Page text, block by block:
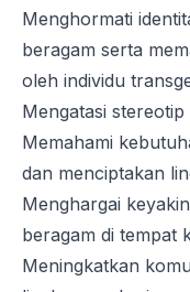
Menghormati
beragam serta
oleh individu
Mengatasi
Memahami
dan menciptakan
Menghargai
beragam di tempat
Meningkatkan